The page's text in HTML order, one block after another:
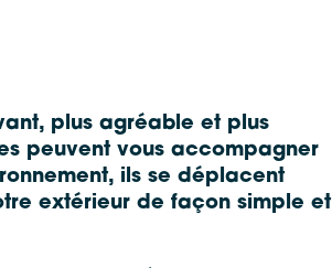
plus agréable et plus
peuvent vous accompagner
ils se déplacent
extérieur de façon simple et